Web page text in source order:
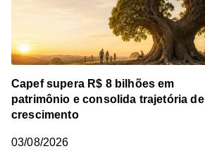
Capef supera R$ 8 bilhões em
patrimônio e consolida trajetória de
crescimento
03/08/2026